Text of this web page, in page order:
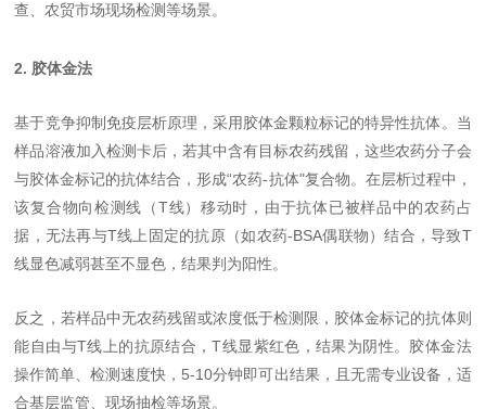
查、农贸市场现场检测等场景。
2. 胶体金法
基于竞争抑制免疫层析原理，采用胶体金颗粒标记的特异性抗体。当
样品溶液加入检测卡后，若其中含有目标农药残留，这些农药分子会
与胶体金标记的抗体结合，形成“农药-抗体"复合物。在层析过程中，
该复合物向检测线（T线）移动时，由于抗体已被样品中的农药占
据，无法再与T线上固定的抗原（如农药-BSA偶联物）结合，导致T
线显色减弱甚至不显色，结果判为阳性。
反之，若样品中无农药残留或浓度低于检测限，胶体金标记的抗体则
能自由与T线上的抗原结合，T线显紫红色，结果为阴性。胶体金法
操作简单、检测速度快，5-10分钟即可出结果，且无需专业设备，适
合基层监管、现场抽检等场景。